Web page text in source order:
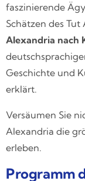
faszinierende
Schätzen des
Alexandria nach
Geschichte und
erklärt.
Versäumen Sie
Alexandria die
erleben.
Programm